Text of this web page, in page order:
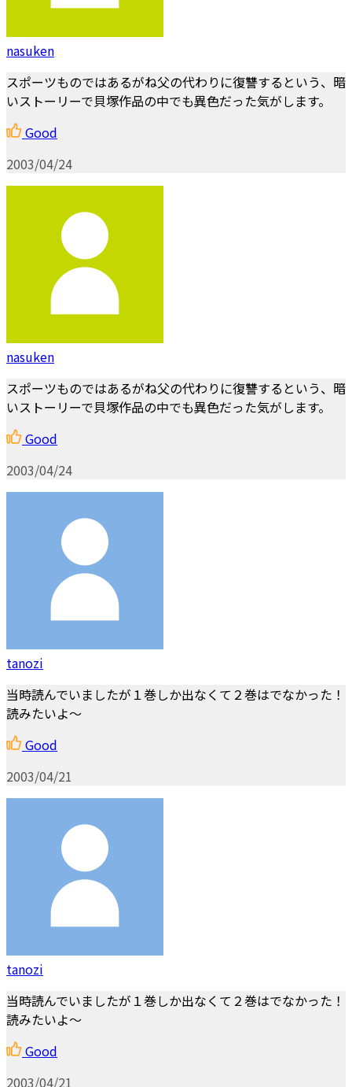
nasuken
スポーツものではあるがね父の代わりに復讐するという、暗
いストーリーで貝塚作品の中でも異色だった気がします。
Good
2003/04/24
nasuken
スポーツものではあるがね父の代わりに復讐するという、暗
いストーリーで貝塚作品の中でも異色だった気がします。
Good
2003/04/24
tanozi
当時読んでいましたが１巻しか出なくて２巻はでなかった！
読みたいよ～
Good
2003/04/21
tanozi
当時読んでいましたが１巻しか出なくて２巻はでなかった！
読みたいよ～
Good
2003/04/21